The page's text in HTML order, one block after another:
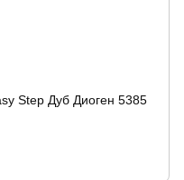
Step Дуб Диоген 5385